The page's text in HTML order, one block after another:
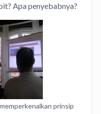
Apa penyebabnya?
prinsip